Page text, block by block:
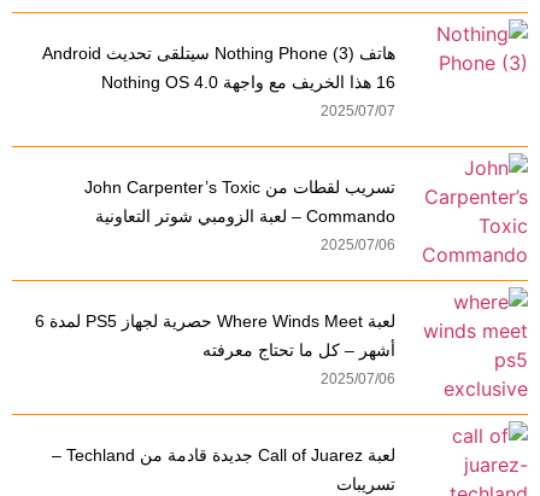
هاتف Nothing Phone (3) سيتلقى تحديث Android
16 هذا الخريف مع واجهة Nothing OS 4.0
2025/07/07
تسريب لقطات من John Carpenter’s Toxic
Commando – لعبة الزومبي شوتر التعاونية
2025/07/06
لعبة Where Winds Meet حصرية لجهاز PS5 لمدة 6
أشهر – كل ما تحتاج معرفته
2025/07/06
لعبة Call of Juarez جديدة قادمة من Techland –
تسريبات